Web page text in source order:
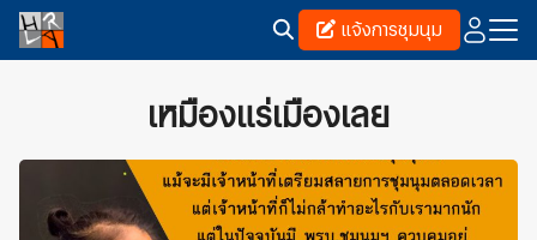
Skip
แจ้งการชุมนุม
เหมืองแร่เมืองเลย